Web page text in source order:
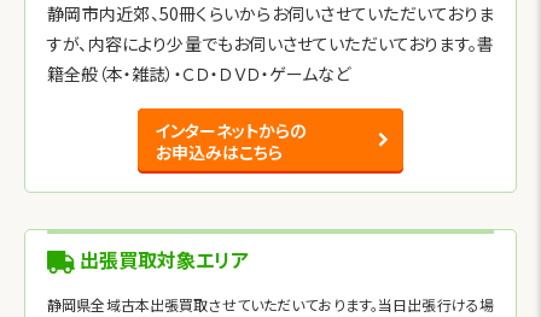
静岡市内近郊、50冊くらいからお伺いさせていただいておりま
すが、内容により少量でもお伺いさせていただいております。書
籍全般（本・雑誌）・ＣＤ・ＤＶＤ・ゲームなど
インターネットからの
お申込みはこちら
出張買取対象エリア
静岡県全域古本出張買取させていただいております。当日出張行ける場